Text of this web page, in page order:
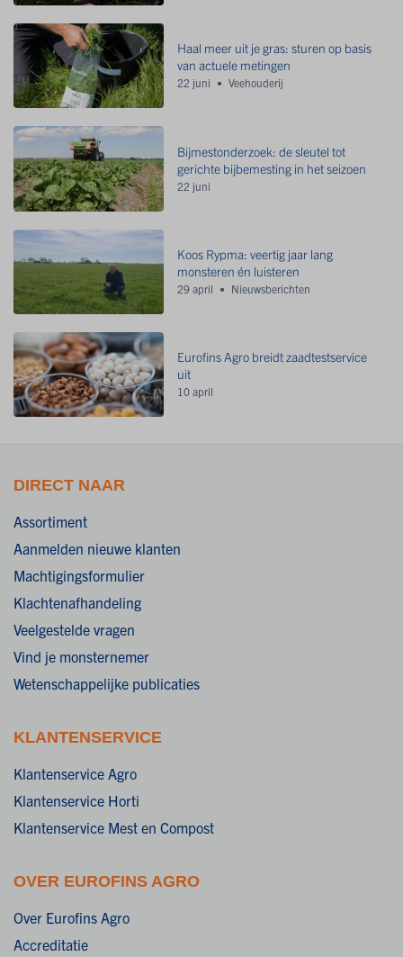
Haal meer uit je gras: sturen op basis
van actuele metingen
22 juni Veehouderij
Bijmestonderzoek: de sleutel tot
gerichte bijbemesting in het seizoen
22 juni
Koos Rypma: veertig jaar lang
monsteren én luisteren
29 april Nieuwsberichten
Eurofins Agro breidt zaadtestservice
uit
10 april
DIRECT NAAR
Assortiment
Aanmelden nieuwe klanten
Machtigingsformulier
Klachtenafhandeling
Veelgestelde vragen
Vind je monsternemer
Wetenschappelijke publicaties
KLANTENSERVICE
Klantenservice Agro
Klantenservice Horti
Klantenservice Mest en Compost
OVER EUROFINS AGRO
Over Eurofins Agro
Accreditatie